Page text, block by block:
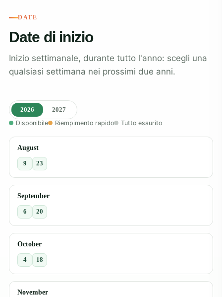
DATE
Date di inizio
Inizio settimanale, durante tutto l'anno: scegli una
qualsiasi settimana nei prossimi due anni.
2026
2027
Disponibile
Riempimento rapido Tutto esaurito
August
9 23
September
6 20
October
4 18
November